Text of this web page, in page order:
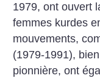
1979, ont ouvert
femmes kurdes
mouvements,
(1979-1991),
pionnière, ont